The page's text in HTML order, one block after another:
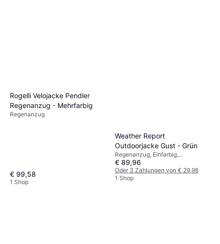
Rogelli Velojacke Pendler
Regenanzug - Mehrfarbig
Regenanzug
€ 99,58
1 Shop
Weather Report
Outdoorjacke Gust - Grün
Regenanzug, Einfarbig,
Wasserdicht, Winddicht, Kapuze
€ 89,96
Oder 3 Zahlungen von € 29,98
1 Shop